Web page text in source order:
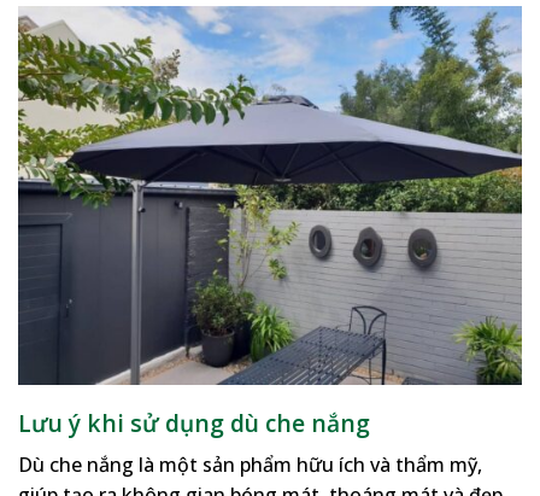
Lưu ý khi sử dụng dù che nắng
Dù che nắng là một sản phẩm hữu ích và thẩm mỹ,